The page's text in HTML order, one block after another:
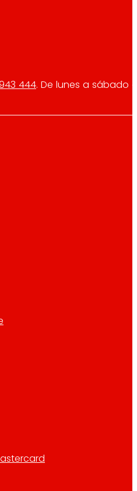
444. De lunes a sábado